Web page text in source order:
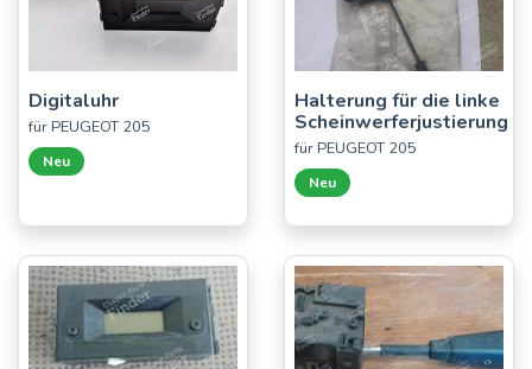
Digitaluhr
für PEUGEOT 205
Neu
Halterung für die linke
Scheinwerferjustierung
für PEUGEOT 205
Neu